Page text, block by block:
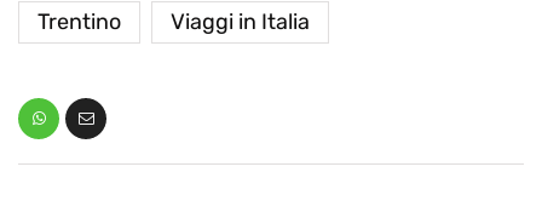
Trentino
Viaggi in Italia